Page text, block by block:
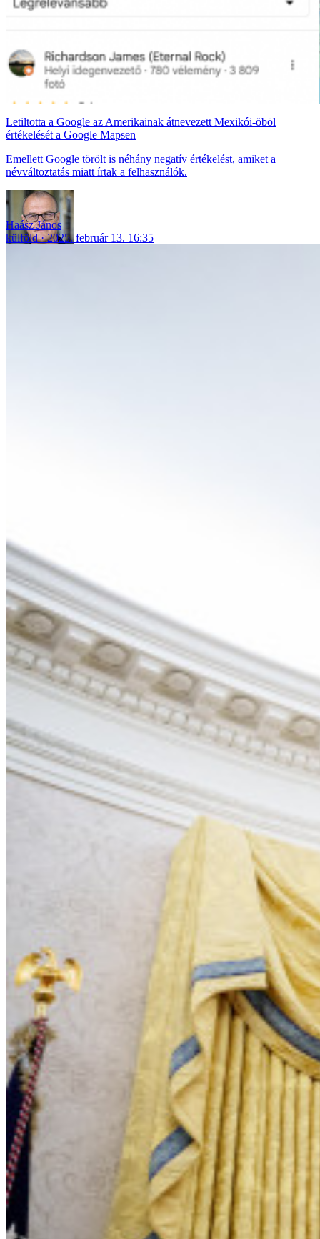
Letiltotta a Google az Amerikainak átnevezett Mexikói-öböl
értékelését a Google Mapsen
Emellett Google törölt is néhány negatív értékelést, amiket a
névváltoztatás miatt írtak a felhasználók.
Haász János
külföld
2025. február 13. 16:35